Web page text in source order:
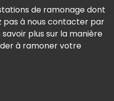
de ramonage dont
pas à nous contacter par
plus sur la manière
à ramoner votre